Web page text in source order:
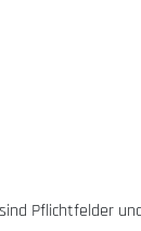
Pflichtfelder